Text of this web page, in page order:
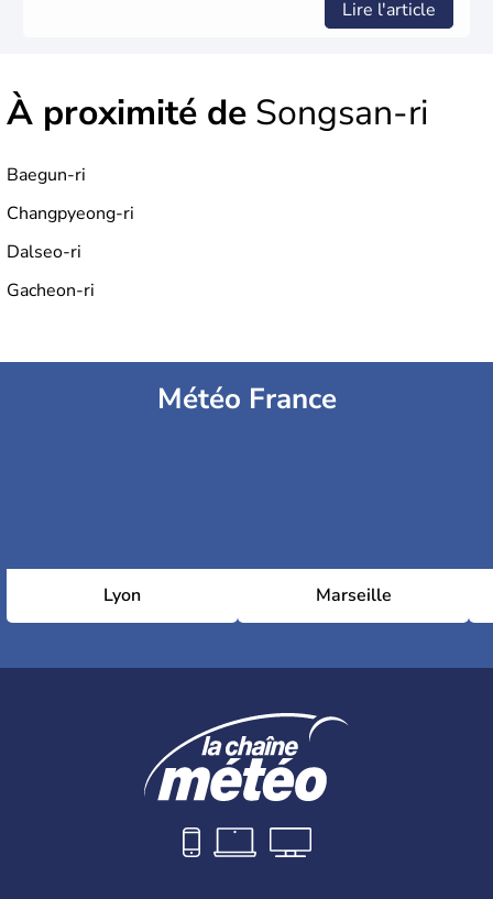
Lire l'article
À proximité de Songsan-ri
Baegun-ri
Changpyeong-ri
Dalseo-ri
Gacheon-ri
Météo France
Lyon Marseille